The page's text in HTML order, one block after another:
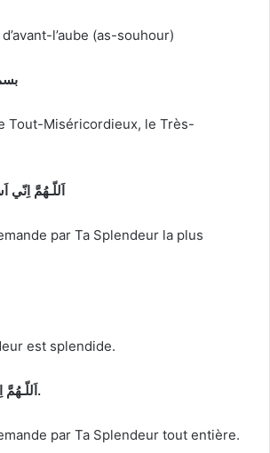
l’aube (as-souhour)
Tout-Miséricordieux, le Très-
اَللّـهُمَّ اِنّي
par Ta Splendeur la plus
est splendide.
اَللّـهُمَّ اِنّي اَسْاَلُكَ بِبَهائِكَ كُلِّهِ.
par Ta Splendeur tout entière.